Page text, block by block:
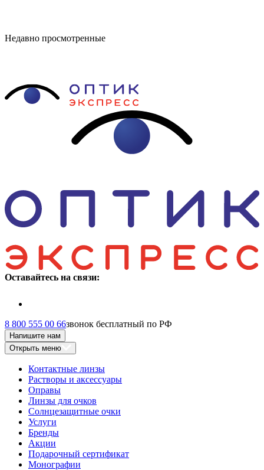
Недавно просмотренные
Оставайтесь на связи:
8 800 555 00 66звонок бесплатный по РФ
Напишите нам
Открыть меню
Контактные линзы
Растворы и аксессуары
Оправы
Линзы для очков
Солнцезащитные очки
Услуги
Бренды
Акции
Подарочный сертификат
Монографии